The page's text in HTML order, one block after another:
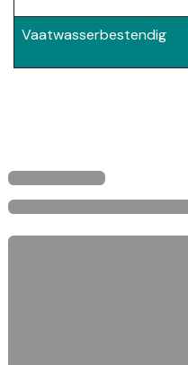
Vaatwasserbestendig